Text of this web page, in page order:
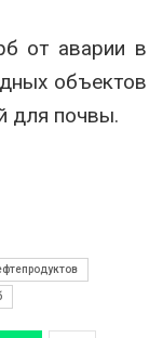
от аварии в
объектов
для почвы.